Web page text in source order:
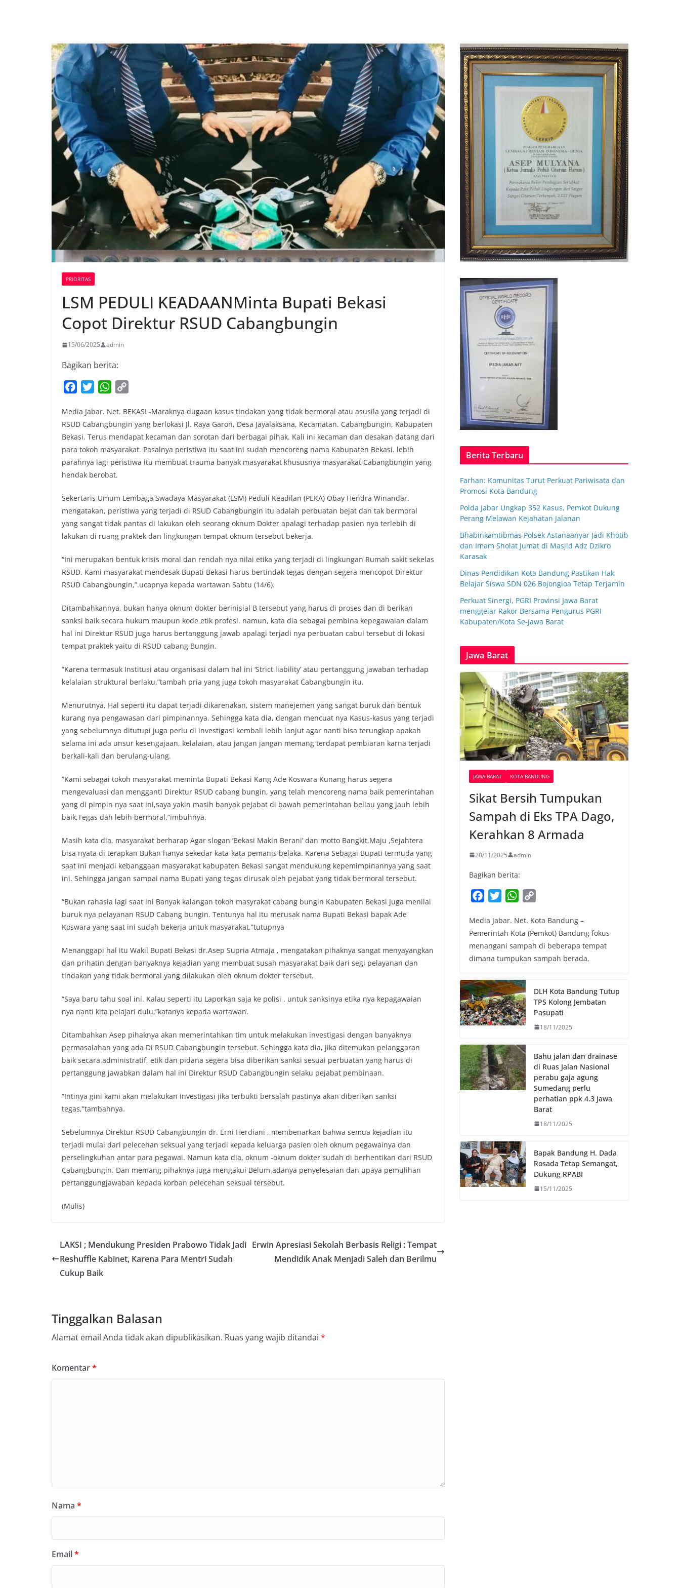
PRIORITAS
LSM PEDULI KEADAANMinta Bupati Bekasi
Copot Direktur RSUD Cabangbungin
15/06/2025 admin
Bagikan berita:
c
e
b
o
o
k
i
t
t
e
r
W
a
t
s
A
p
p
p
y
L
i
n
Media Jabar. Net. BEKASI -Maraknya dugaan kasus tindakan yang tidak bermoral atau asusila yang terjadi di
RSUD Cabangbungin yang berlokasi Jl. Raya Garon, Desa Jayalaksana, Kecamatan. Cabangbungin, Kabupaten
Bekasi. Terus mendapat kecaman dan sorotan dari berbagai pihak. Kali ini kecaman dan desakan datang dari
para tokoh masyarakat. Pasalnya peristiwa itu saat ini sudah mencoreng nama Kabupaten Bekasi. lebih
parahnya lagi peristiwa itu membuat trauma banyak masyarakat khususnya masyarakat Cabangbungin yang
hendak berobat.
Sekertaris Umum Lembaga Swadaya Masyarakat (LSM) Peduli Keadilan (PEKA) Obay Hendra Winandar.
mengatakan, peristiwa yang terjadi di RSUD Cabangbungin itu adalah perbuatan bejat dan tak bermoral
yang sangat tidak pantas di lakukan oleh seorang oknum Dokter apalagi terhadap pasien nya terlebih di
lakukan di ruang praktek dan lingkungan tempat oknum tersebut bekerja.
“Ini merupakan bentuk krisis moral dan rendah nya nilai etika yang terjadi di lingkungan Rumah sakit sekelas
RSUD. Kami masyarakat mendesak Bupati Bekasi harus bertindak tegas dengan segera mencopot Direktur
RSUD Cabangbungin,”.ucapnya kepada wartawan Sabtu (14/6).
Ditambahkannya, bukan hanya oknum dokter berinisial B tersebut yang harus di proses dan di berikan
sanksi baik secara hukum maupun kode etik profesi. namun, kata dia sebagai pembina kepegawaian dalam
hal ini Direktur RSUD juga harus bertanggung jawab apalagi terjadi nya perbuatan cabul tersebut di lokasi
tempat praktek yaitu di RSUD cabang Bungin.
“Karena termasuk Institusi atau organisasi dalam hal ini ‘Strict liability’ atau pertanggung jawaban terhadap
kelalaian struktural berlaku,”tambah pria yang juga tokoh masyarakat Cabangbungin itu.
Menurutnya, Hal seperti itu dapat terjadi dikarenakan, sistem manejemen yang sangat buruk dan bentuk
kurang nya pengawasan dari pimpinannya. Sehingga kata dia, dengan mencuat nya Kasus-kasus yang terjadi
yang sebelumnya ditutupi juga perlu di investigasi kembali lebih lanjut agar nanti bisa terungkap apakah
selama ini ada unsur kesengajaan, kelalaian, atau jangan jangan memang terdapat pembiaran karna terjadi
berkali-kali dan berulang-ulang.
“Kami sebagai tokoh masyarakat meminta Bupati Bekasi Kang Ade Koswara Kunang harus segera
mengevaluasi dan mengganti Direktur RSUD cabang bungin, yang telah mencoreng nama baik pemerintahan
yang di pimpin nya saat ini,saya yakin masih banyak pejabat di bawah pemerintahan beliau yang jauh lebih
baik,Tegas dah lebih bermoral,”imbuhnya.
Masih kata dia, masyarakat berharap Agar slogan ‘Bekasi Makin Berani’ dan motto Bangkit,Maju ,Sejahtera
bisa nyata di terapkan Bukan hanya sekedar kata-kata pemanis belaka. Karena Sebagai Bupati termuda yang
saat ini menjadi kebanggaan masyarakat kabupaten Bekasi sangat mendukung kepemimpinannya yang saat
ini. Sehingga jangan sampai nama Bupati yang tegas dirusak oleh pejabat yang tidak bermoral tersebut.
“Bukan rahasia lagi saat ini Banyak kalangan tokoh masyrakat cabang bungin Kabupaten Bekasi Juga menilai
buruk nya pelayanan RSUD Cabang bungin. Tentunya hal itu merusak nama Bupati Bekasi bapak Ade
Koswara yang saat ini sudah bekerja untuk masyarakat,”tutupnya
Menanggapi hal itu Wakil Bupati Bekasi dr.Asep Supria Atmaja , mengatakan pihaknya sangat menyayangkan
dan prihatin dengan banyaknya kejadian yang membuat susah masyarakat baik dari segi pelayanan dan
tindakan yang tidak bermoral yang dilakukan oleh oknum dokter tersebut.
“Saya baru tahu soal ini. Kalau seperti itu Laporkan saja ke polisi . untuk sanksinya etika nya kepagawaian
nya nanti kita pelajari dulu,”katanya kepada wartawan.
Ditambahkan Asep pihaknya akan memerintahkan tim untuk melakukan investigasi dengan banyaknya
permasalahan yang ada Di RSUD Cabangbungin tersebut. Sehingga kata dia, jika ditemukan pelanggaran
baik secara administratif, etik dan pidana segera bisa diberikan sanksi sesuai perbuatan yang harus di
pertanggung jawabkan dalam hal ini Direktur RSUD Cabangbungin selaku pejabat pembinaan.
“Intinya gini kami akan melakukan investigasi jika terbukti bersalah pastinya akan diberikan sanksi
tegas,”tambahnya.
Sebelumnya Direktur RSUD Cabangbungin dr. Erni Herdiani , membenarkan bahwa semua kejadian itu
terjadi mulai dari pelecehan seksual yang terjadi kepada keluarga pasien oleh oknum pegawainya dan
perselingkuhan antar para pegawai. Namun kata dia, oknum -oknum dokter sudah di berhentikan dari RSUD
Cabangbungin. Dan memang pihaknya juga mengakui Belum adanya penyelesaian dan upaya pemulihan
pertanggungjawaban kepada korban pelecehan seksual tersebut.
(Mulis)
LAKSI ; Mendukung Presiden Prabowo Tidak Jadi
Reshuffle Kabinet, Karena Para Mentri Sudah
Cukup Baik
Erwin Apresiasi Sekolah Berbasis Religi : Tempat
Mendidik Anak Menjadi Saleh dan Berilmu
Tinggalkan Balasan
Alamat email Anda tidak akan dipublikasikan. Ruas yang wajib ditandai *
Komentar*
Nama *
Email*
Berita Terbaru
Farhan: Komunitas Turut Perkuat Pariwisata dan
Promosi Kota Bandung
Polda Jabar Ungkap 352 Kasus, Pemkot Dukung
Perang Melawan Kejahatan Jalanan
Bhabinkamtibmas Polsek Astanaanyar Jadi Khotib
dan Imam Sholat Jumat di Masjid Adz Dzikro
Karasak
Dinas Pendidikan Kota Bandung Pastikan Hak
Belajar Siswa SDN 026 Bojongloa Tetap Terjamin
Perkuat Sinergi, PGRI Provinsi Jawa Barat
menggelar Rakor Bersama Pengurus PGRI
Kabupaten/Kota Se-Jawa Barat
Jawa Barat
JAWA BARAT KOTA BANDUNG
Sikat Bersih Tumpukan
Sampah di Eks TPA Dago,
Kerahkan 8 Armada
20/11/2025 admin
Bagikan berita:
c
e
b
o
k
i
t
t
e
W
a
t
s
A
p
p
y
L
i
k
Media Jabar. Net. Kota Bandung –
Pemerintah Kota (Pemkot) Bandung fokus
menangani sampah di beberapa tempat
dimana tumpukan sampah berada,
DLH Kota Bandung Tutup
TPS Kolong Jembatan
Pasupati
18/11/2025
Bahu jalan dan drainase
di Ruas Jalan Nasional
perabu gaja agung
Sumedang perlu
perhatian ppk 4.3 Jawa
Barat
18/11/2025
Bapak Bandung H. Dada
Rosada Tetap Semangat,
Dukung RPABI
15/11/2025